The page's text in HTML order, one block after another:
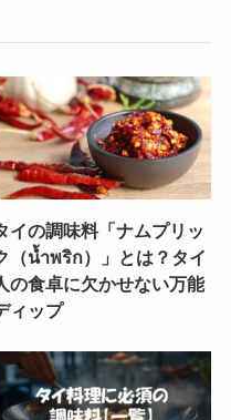
イの調味料「ナムプリッ
（น้ำพริก）」とは？タイ
の食卓に欠かせない万能
ィップ